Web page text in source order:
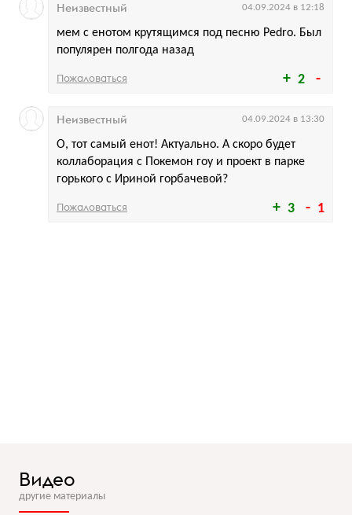
2
мем с енотом крутящимся под песню Pedro. Был
популярен полгода назад
Неизвестный 04.09.2024 в 12:18
Пожаловаться
3 1
О, тот самый енот! Актуально. А скоро будет
коллаборация с Покемон гоу и проект в парке
горького с Ириной горбачевой?
Неизвестный 04.09.2024 в 13:30
Пожаловаться
Видео
другие материалы